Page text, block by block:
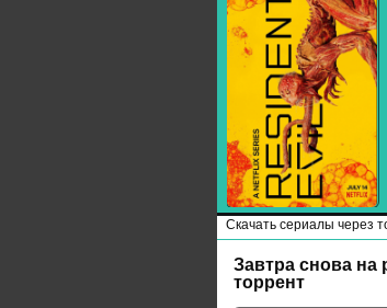
Скачать сериалы через
Завтра снова на
торрент